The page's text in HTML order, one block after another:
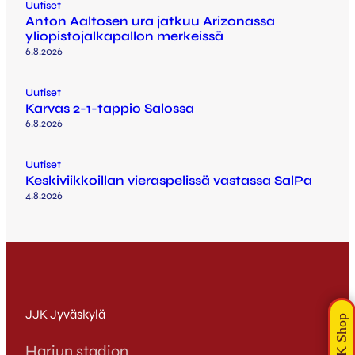
Uutiset
Anton Aaltosen ura jatkuu Arizonassa
yliopistojalkapallon merkeissä
6.8.2026
Uutiset
Karvas 2-1-tappio Salossa
6.8.2026
Uutiset
Keskiviikkoillan vieraspelissä vastassa SalPa
4.8.2026
JJK Jyväskylä